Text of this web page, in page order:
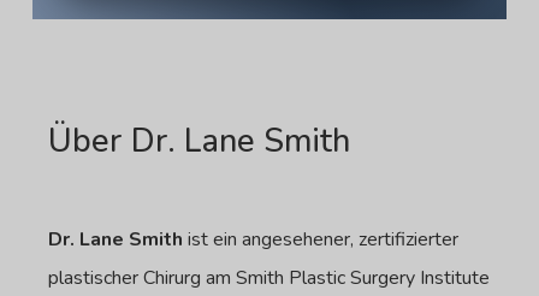
Über Dr. Lane Smith
Dr. Lane Smith ist ein angesehener, zertifizierter
plastischer Chirurg am Smith Plastic Surgery Institute